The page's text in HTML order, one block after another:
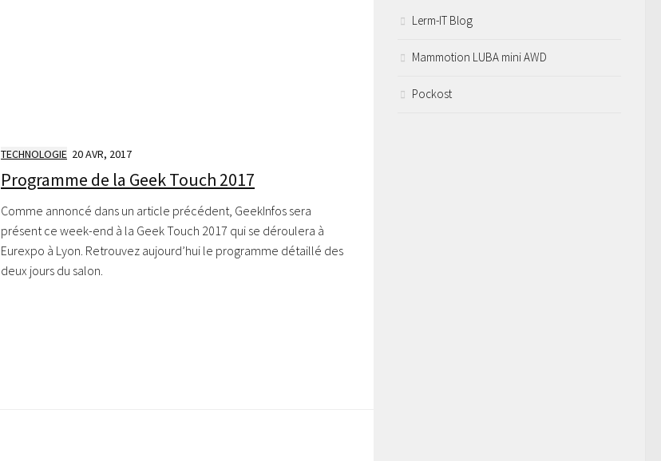
TECHNOLOGIE 20 AVR, 2017
Programme de la Geek Touch 2017
Comme annoncé dans un article précédent, GeekInfos sera
présent ce week-end à la Geek Touch 2017 qui se déroulera à
Eurexpo à Lyon. Retrouvez aujourd’hui le programme détaillé des
deux jours du salon.
Lerm-IT Blog
Mammotion LUBA mini AWD
Pockost